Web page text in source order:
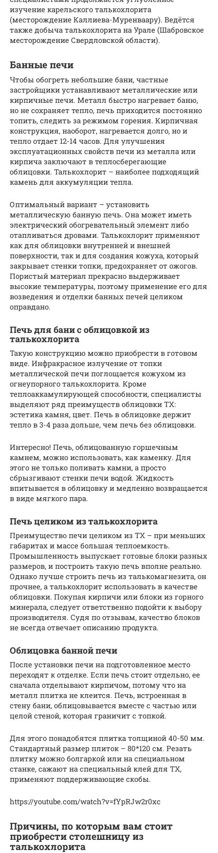
изучение карельского талькохлорита
(месторождение Каллиева-Муренваару). Ведётся
также добыча талькохлорита на Урале (Шабровское
месторождение Свердловской области).
Банные печи
Чтобы обогреть небольшие бани, частные
застройщики устанавливают металлические или
кирпичные печи. Металл быстро нагревает баню,
но не сохраняет тепло, печь приходится постоянно
топить, следить за режимом горения. Кирпичная
конструкция, наоборот, нагревается долго, но и
тепло отдает 12-14 часов. Для улучшения
эксплуатационных свойств печи из металла или
кирпича заключают в теплосберегающие
облицовки. Талькохлорит – наиболее подходящий
камень для аккумуляции тепла.
Оптимальный вариант – установить
металлическую банную печь. Она может иметь
электрический обогревательный элемент либо
отапливаться дровами. Талькохлорит применяют
как для облицовки внутренней и внешней
поверхности, так и для создания кожуха, который
закрывает стенки топки, предохраняет от ожогов.
Пористый материал прекрасно выдерживает
высокие температуры, поэтому применение его для
возведения и отделки банных печей целиком
оправдано.
Печь для бани с облицовкой из
талькохлорита
Такую конструкцию можно приобрести в готовом
виде. Инфракрасное излучение от топки
металлической печи поглощается кожухом из
огнеупорного талькохлорита. Кроме
теплоаккамулирующей способности, специалисты
выделяют ряд преимуществ облицовки ТХ:
эстетика камня, цвет. Печь в облицовке держит
тепло в 3-4 раза дольше, чем печь без облицовки.
Интересно! Печь, облицованную горшечным
камнем, можно использовать, как каменку. Для
этого не только поливать камни, а просто
сбрызгивают стенки печи водой. Жидкость
впитывается в облицовку и медленно возвращается
в виде мягкого пара.
Печь целиком из талькохлорита
Преимущество печи целиком из ТХ – при меньших
габаритах и массе большая теплоемкость.
Промышленность выпускает готовые блоки разных
размеров, и построить такую печь вполне реально.
Однако лучше строить печь из талькомагнезита, он
прочнее, а талькохлорит использовать в качестве
облицовки. Покупая кирпичи или блоки из горного
минерала, следует ответственно подойти к выбору
производителя. Судя по отзывам, качество блоков
не всегда отвечает описанию продукта.
Облицовка банной печи
После установки печи на подготовленное место
переходят к отделке. Если печь стоит отдельно, ее
сначала отделывают кирпичом, потому что на
металл плитка не клеится. Печь, встроенная в
стену бани, облицовывается вместе с частью или
целой стеной, которая граничит с топкой.
Для этого понадобятся плитка толщиной 40-50 мм.
Стандартный размер плиток – 80*120 см. Резать
плитку можно болгаркой или на специальном
станке, сажают на специальный клей для ТХ,
применяют поддерживающие скобы.
https://youtube.com/watch?v=fYpRJw2r0xc
Причины, по которым вам стоит
приобрести столешницу из
талькохлорита